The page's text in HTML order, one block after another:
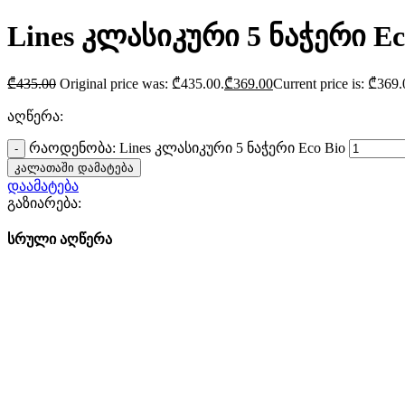
Lines კლასიკური 5 ნაჭერი
₾435.00 Original price was: ₾435.00.₾369.00Current price is:
აღწერა:
რაოდენობა: Lines კლასიკური 5 ნაჭერი Eco Bio
კალათაში დამატება
დაამატება
გაზიარება:
სრული აღწერა